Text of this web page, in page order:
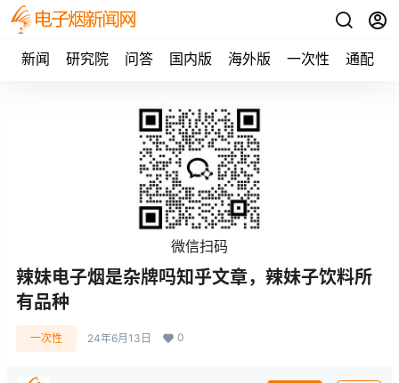
新闻 研究院 问答 国内版 海外版 一次性 通配
微信扫码
辣妹电子烟是杂牌吗知乎文章，辣妹子饮料所
有品种
一次性 24年6月13日 0